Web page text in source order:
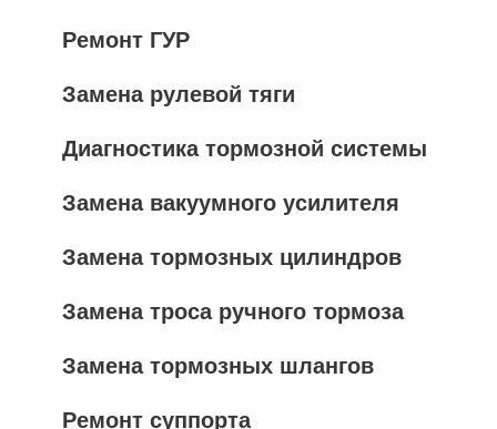
Ремонт ГУР
Замена рулевой тяги
Диагностика тормозной системы
Замена вакуумного усилителя
Замена тормозных цилиндров
Замена троса ручного тормоза
Замена тормозных шлангов
Ремонт суппорта